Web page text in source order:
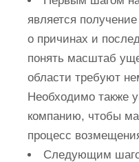
является
о причинах и
понять масштаб
области требуют
Необходимо также
компанию, чтобы
процесс
Следующим